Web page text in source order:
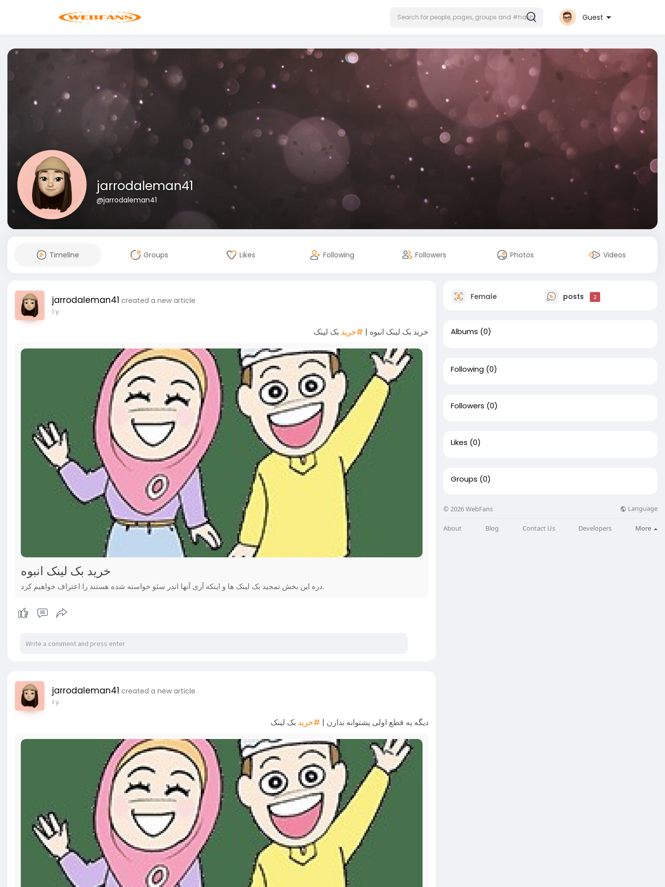
Guest
jarrodaleman41
@jarrodaleman41
Timeline Groups Likes Following Followers Photos Videos
jarrodaleman41 created a new article
1 y
خرید بک لینک انبوه | #خرید بک لینک
خرید بک لینک انبوه
دره این بخش تمجید بک لینک ها و اینکه آری آنها اندر سئو خواسته شده هستند را اعتراف خواهیم کرد.
jarrodaleman41 created a new article
1 y
دیگه به قطع اولی پشتوانه ندارن | #خرید بک لینک
Female posts 2
Albums (0)
Following (0)
Followers (0)
Likes (0)
Groups (0)
© 2026 WebFans Language
About Blog Contact Us Developers More